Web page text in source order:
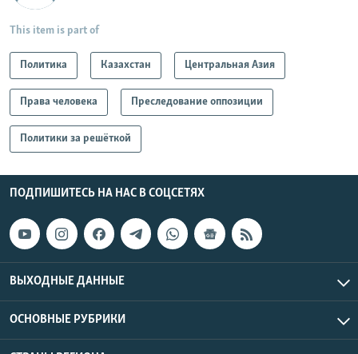
This item is part of
Политика Казахстан Центральная Азия
Права человека Преследование оппозиции
Политики за решёткой
ПОДПИШИТЕСЬ НА НАС В СОЦСЕТЯХ
ВЫХОДНЫЕ ДАННЫЕ
ОСНОВНЫЕ РУБРИКИ